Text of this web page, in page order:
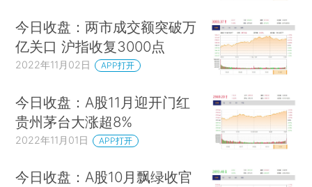
今日收盘：两市成交额突破万
亿关口 沪指收复3000点
2022年11月02日 APP打开
今日收盘：A股11月迎开门红
贵州茅台大涨超8%
2022年11月01日 APP打开
今日收盘：A股10月飘绿收官